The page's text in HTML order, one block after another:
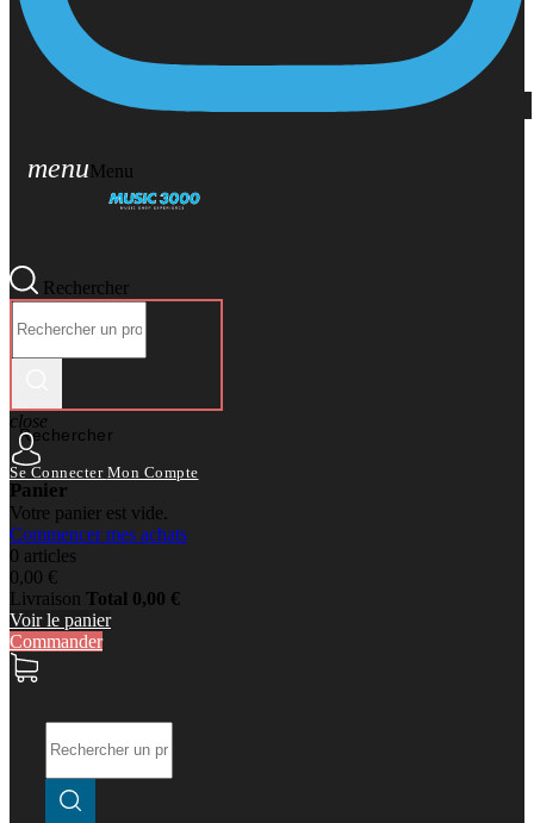
menuMenu
Rechercher
Rechercher
close
Se Connecter Mon Compte
Panier
Votre panier est vide.
Commencer mes achats
0 articles
0,00 €
Livraison Total 0,00 €
Voir le panier
Commander